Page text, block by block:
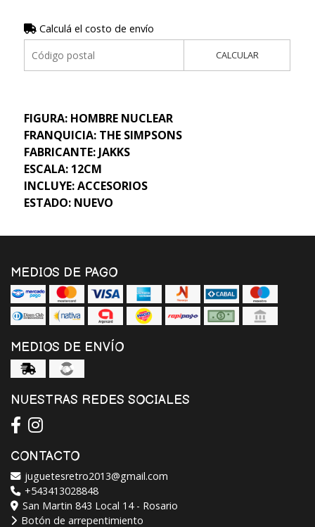
Calculá el costo de envío
CALCULAR
FIGURA: HOMBRE NUCLEAR
FRANQUICIA: THE SIMPSONS
FABRICANTE: JAKKS
ESCALA: 12CM
INCLUYE: ACCESORIOS
ESTADO: NUEVO
MEDIOS DE PAGO
MEDIOS DE ENVÍO
NUESTRAS REDES SOCIALES
CONTACTO
juguetesretro2013@gmail.com
+543413028848
San Martin 843 Local 14 - Rosario
Botón de arrepentimiento